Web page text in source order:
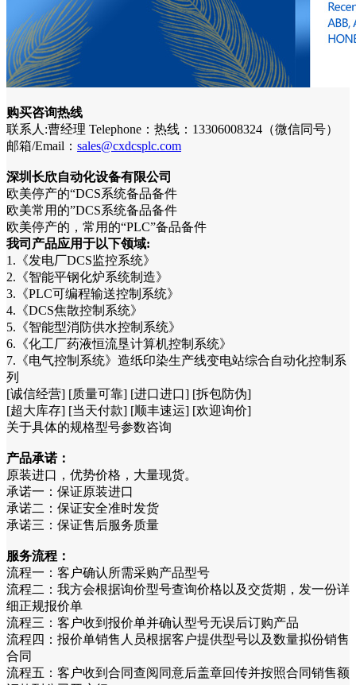
购买咨询热线
联系人:曹经理 Telephone：热线：13306008324（微信同号）
邮箱/Email： sales@cxdcsplc.com
深圳长欣自动化设备有限公司
欧美停产的“DCS系统备品备件
欧美常用的”DCS系统备品备件
欧美停产的，常用的“PLC”备品备件
我司产品应用于以下领域:
1.《发电厂DCS监控系统》
2.《智能平钢化炉系统制造》
3.《PLC可编程输送控制系统》
4.《DCS焦散控制系统》
5.《智能型消防供水控制系统》
6.《化工厂药液恒流垦计算机控制系统》
7.《电气控制系统》造纸印染生产线变电站综合自动化控制系
列
[诚信经营] [质量可靠] [进口进口] [拆包防伪]
[超大库存] [当天付款] [顺丰速运] [欢迎询价]
关于具体的规格型号参数咨询
产品承诺：
原装进口，优势价格，大量现货。
承诺一：保证原装进口
承诺二：保证安全准时发货
承诺三：保证售后服务质量
服务流程：
流程一：客户确认所需采购产品型号
流程二：我方会根据询价型号查询价格以及交货期，发一份详
细正规报价单
流程三：客户收到报价单并确认型号无误后订购产品
流程四：报价单销售人员根据客户提供型号以及数量拟份销售
合同
流程五：客户收到合同查阅同意后盖章回传并按照合同销售额